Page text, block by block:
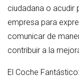
ciudadana o acudir
empresa para
comunicar de
contribuir a la
El Coche